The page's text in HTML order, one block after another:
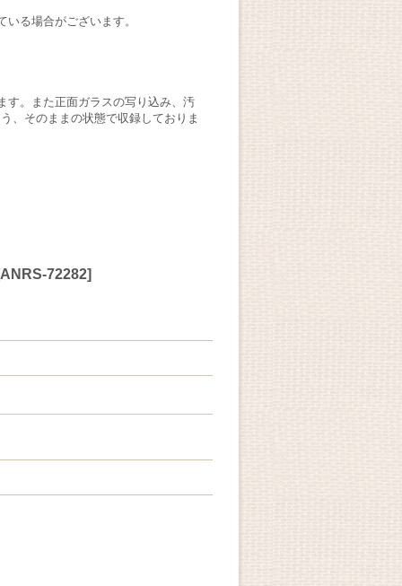
る場合がございます。
す。また正面ガラスの写り込み、汚
、そのままの状態で収録しておりま
ANRS-72282]